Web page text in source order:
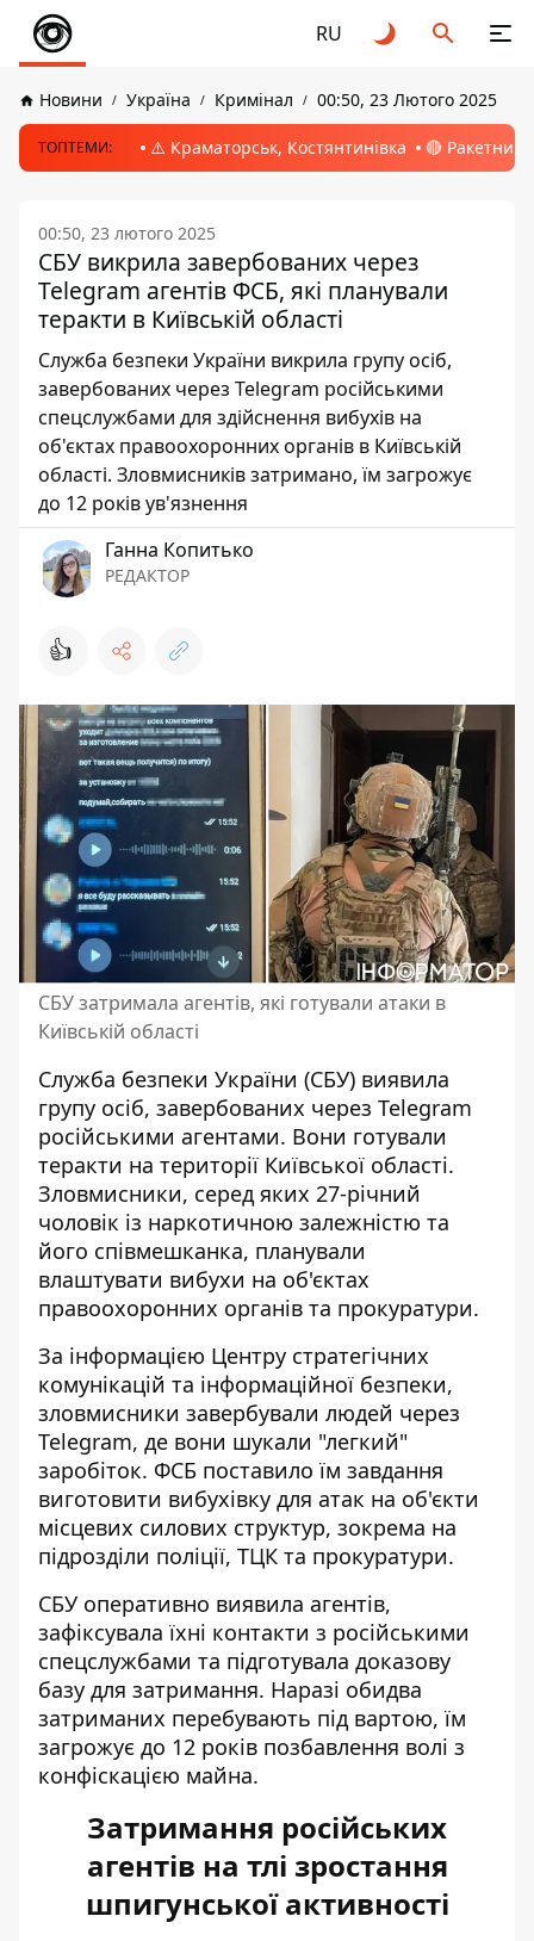
RU
Новини Україна Кримінал 00:50, 23 Лютого 2025
ТОПТЕМИ: ⚠️ Краматорськ, Костянтинівка 🔴 Ракетний
00:50, 23 лютого 2025
СБУ викрила завербованих через
Telegram агентів ФСБ, які планували
теракти в Київській області
Служба безпеки України викрила групу осіб,
завербованих через Telegram російськими
спецслужбами для здійснення вибухів на
об'єктах правоохоронних органів в Київській
області. Зловмисників затримано, їм загрожує
до 12 років ув'язнення
Ганна Копитько
РЕДАКТОР
👍
СБУ затримала агентів, які готували атаки в
Київській області
Служба безпеки України (СБУ) виявила
групу осіб, завербованих через Telegram
російськими агентами. Вони готували
теракти на території Київської області.
Зловмисники, серед яких 27-річний
чоловік із наркотичною залежністю та
його співмешканка, планували
влаштувати вибухи на об'єктах
правоохоронних органів та прокуратури.
За інформацією Центру стратегічних
комунікацій та інформаційної безпеки,
зловмисники завербували людей через
Telegram, де вони шукали "легкий"
заробіток. ФСБ поставило їм завдання
виготовити вибухівку для атак на об'єкти
місцевих силових структур, зокрема на
підрозділи поліції, ТЦК та прокуратури.
СБУ оперативно виявила агентів,
зафіксувала їхні контакти з російськими
спецслужбами та підготувала доказову
базу для затримання. Наразі обидва
затриманих перебувають під вартою, їм
загрожує до 12 років позбавлення волі з
конфіскацією майна.
Затримання російських
агентів на тлі зростання
шпигунської активності